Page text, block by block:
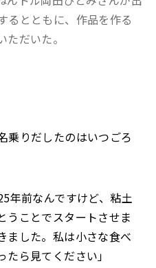
るとともに、作品を作る
だいた。
乗りだしたのはいつごろ
年前なんですけど、粘土
うことでスタートさせま
ました。私は小さな食べ
ら見てください」